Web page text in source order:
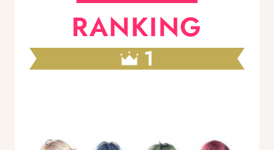
RANKING
1